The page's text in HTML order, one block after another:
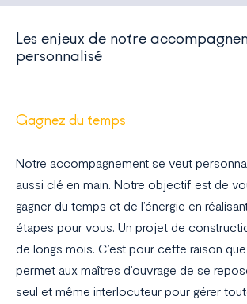
Les enjeux de notre
personnalisé
Gagnez du temps
Notre accompagnement se veut
aussi clé en main. Notre objectif est de
gagner du temps et de l’énergie en
étapes pour vous. Un projet de
de longs mois. C’est pour cette raison
permet aux maîtres d’ouvrage de se
seul et même interlocuteur pour gérer